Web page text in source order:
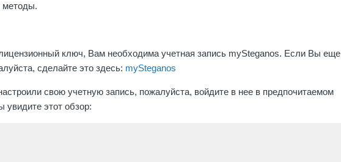
методы.
ключ, Вам необходима учетная запись mySteganos. Если Вы еще
сделайте это здесь: mySteganos
свою учетную запись, пожалуйста, войдите в нее в предпочитаемом
увидите этот обзор: